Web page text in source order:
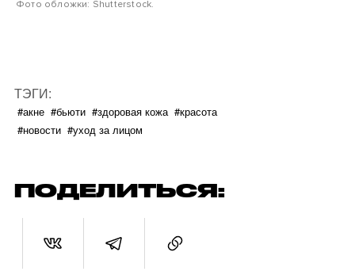
Фото обложки: Shutterstock.
ТЭГИ:
#акне #бьюти #здоровая кожа #красота
#новости #уход за лицом
ПОДЕЛИТЬСЯ: